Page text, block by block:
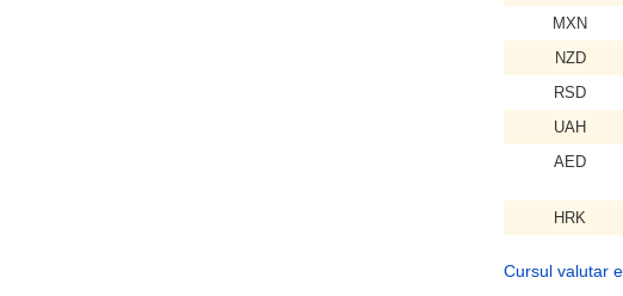
MXN
NZD
RSD
UAH
AED
HRK
Cursul valutar